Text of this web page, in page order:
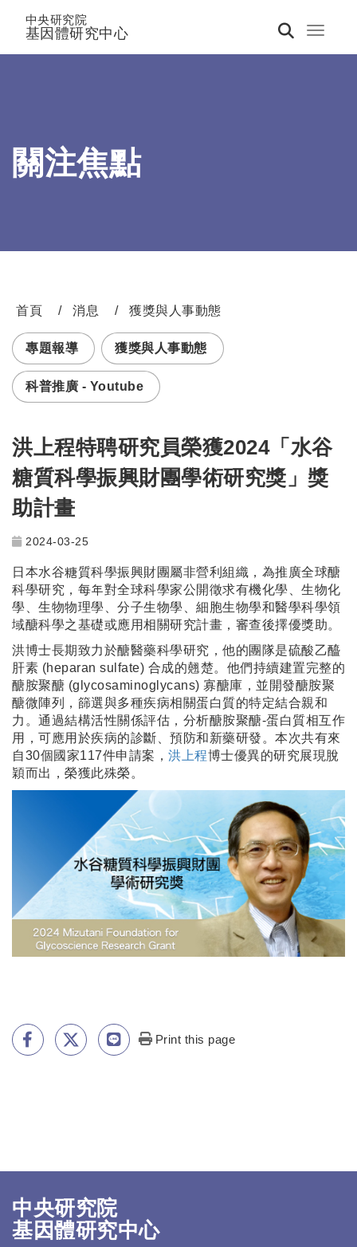
Toggle
中央研究院
基因體研究中心
關注焦點
首頁 消息
獲獎與人事動態
專題報導
獲獎與人事動態
科普推廣 - Youtube
洪上程特聘研究員榮獲2024「水谷
糖質科學振興財團學術研究獎」獎
助計畫
2024-03-25
日本水谷糖質科學振興財團屬非營利組織，為推廣全球醣
科學研究，每年對全球科學家公開徵求有機化學、生物化
學、生物物理學、分子生物學、細胞生物學和醫學科學領
域醣科學之基礎或應用相關研究計畫，審查後擇優獎助。
洪博士長期致力於醣醫藥科學研究，他的團隊是硫酸乙醯
肝素 (heparan sulfate) 合成的翹楚。他們持續建置完整的
醣胺聚醣 (glycosaminoglycans) 寡醣庫，並開發醣胺聚
醣微陣列，篩選與多種疾病相關蛋白質的特定結合親和
力。通過結構活性關係評估，分析醣胺聚醣-蛋白質相互作
用，可應用於疾病的診斷、預防和新藥研發。本次共有來
自30個國家117件申請案， 洪上程博士優異的研究展現脫
穎而出，榮獲此殊榮。
Print this page
中央研究院
基因體研究中心